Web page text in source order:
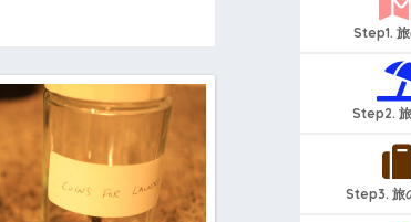
Step1.
Step2.
Step3. 旅